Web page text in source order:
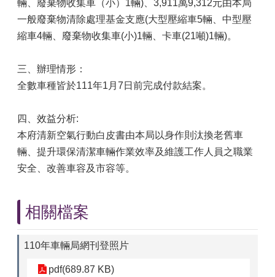
輛、廢棄物收集車（小）1輛)、3,911萬9,312元由本局
一般廢棄物清除處理基金支應(大型壓縮車5輛、中型壓
縮車4輛、廢棄物收集車(小)1輛、卡車(21噸)1輛)。
三、辦理情形：
全數車種皆於111年1月7日前完成付款結案。
四、效益分析:
本府清新空氣行動白皮書由本局以身作則汰換老舊車
輛、提升環保清潔車輛作業效率及維護工作人員之職業
安全、改善車容及市容等。
相關檔案
110年車輛局網刊登照片
pdf(689.87 KB)